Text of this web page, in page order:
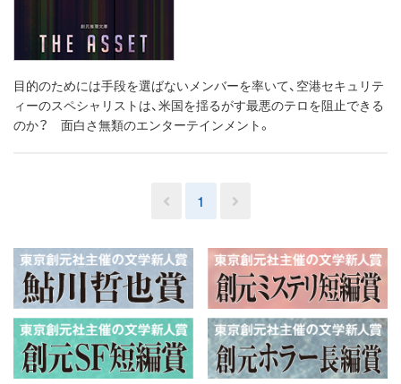
目的のためには手段を選ばないメンバーを率いて、空港セキュリテ
ィーのスペシャリストは、米国を揺るがす最悪のテロを阻止できる
のか？ 面白さ無類のエンターテインメント。
1